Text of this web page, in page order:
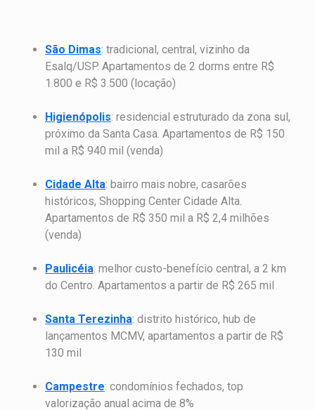
São Dimas: tradicional, central, vizinho da
Esalq/USP. Apartamentos de 2 dorms entre R$
1.800 e R$ 3.500 (locação)
Higienópolis: residencial estruturado da zona sul,
próximo da Santa Casa. Apartamentos de R$ 150
mil a R$ 940 mil (venda)
Cidade Alta: bairro mais nobre, casarões
históricos, Shopping Center Cidade Alta.
Apartamentos de R$ 350 mil a R$ 2,4 milhões
(venda)
Paulicéia: melhor custo-benefício central, a 2 km
do Centro. Apartamentos a partir de R$ 265 mil
Santa Terezinha: distrito histórico, hub de
lançamentos MCMV, apartamentos a partir de R$
130 mil
Campestre: condomínios fechados, top
valorização anual acima de 8%